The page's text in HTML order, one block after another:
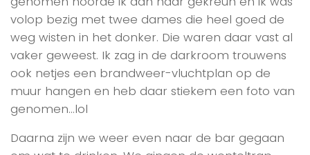
volop bezig met twee dames die heel goed de
weg wisten in het donker. Die waren daar vast al
vaker geweest. Ik zag in de darkroom trouwens
ook netjes een brandweer-vluchtplan op de
muur hangen en heb daar stiekem een foto van
genomen…lol
Daarna zijn we weer even naar de bar gegaan